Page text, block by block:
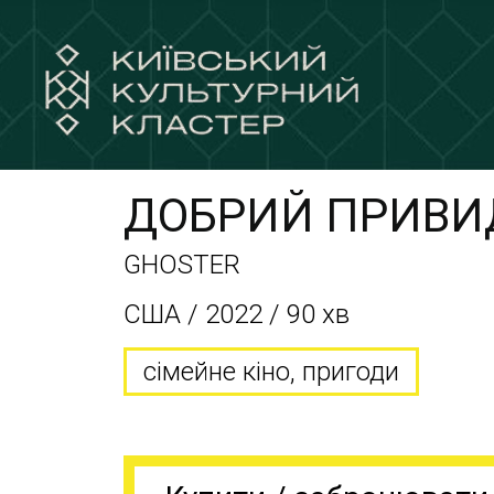
ДОБРИЙ
GHOSTER
США / 2022 / 90 хв
сімейне кіно, пригоди